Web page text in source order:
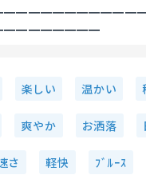
楽しい 温かい
爽やか お洒落
さ 軽快 ﾌﾞﾙｰｽ